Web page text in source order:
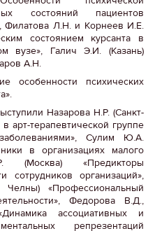
состояний пациентов
Филатова Л.Н. и Корнеев И.Е.
состоянием курсанта в
вузе», Галич Э.И. (Казань)
А.Н.
особенности психических
Назарова Н.Р. (Санкт-
арт-терапевтической группе
Сулим Ю.А.
в организациях малого
(Москва) «Предикторы
сотрудников организаций»,
«Профессиональный
Федорова В.Д.,
ассоциативных и
репрезентаций